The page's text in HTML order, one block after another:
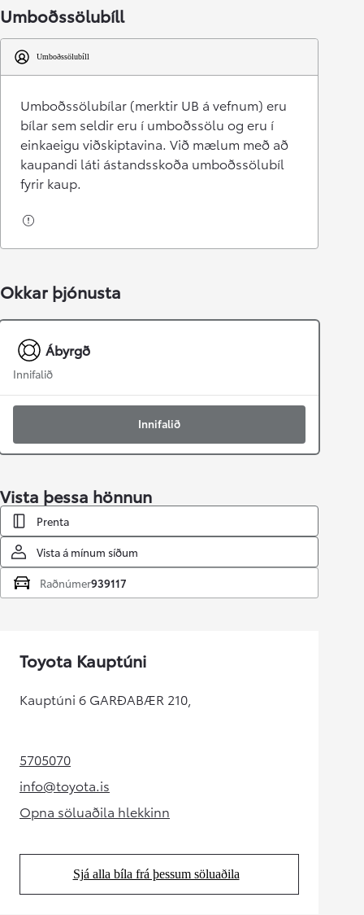
Umboðssölubíll
Umboðssölubíll
Umboðssölubílar (merktir UB á vefnum) eru
bílar sem seldir eru í umboðssölu og eru í
einkaeigu viðskiptavina. Við mælum með að
kaupandi láti ástandsskoða umboðssölubíl
fyrir kaup.
Okkar þjónusta
Ábyrgð
Innifalið
Innifalið
Vista þessa hönnun
Prenta
Vista á mínum síðum
Raðnúmer939117
Toyota Kauptúni
Kauptúni 6 GARÐABÆR 210,
5705070(Opens in new tab)
info@toyota.is(Opens in new tab)
Opna söluaðila hlekkinn
(Opens in new tab)
Sjá alla bíla frá þessum söluaðila
(Opens in new tab)